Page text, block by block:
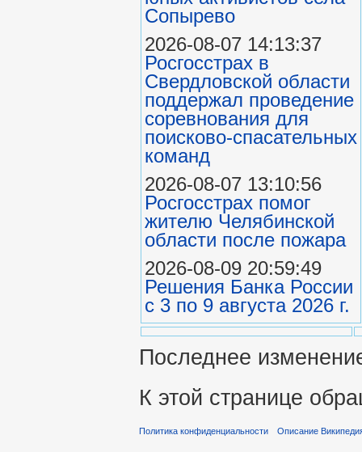
Сопырево
2026-08-07 14:13:37
Росгосстрах в
Свердловской области
поддержал проведение
соревнования для
поисково‑спасательных
команд
2026-08-07 13:10:56
Росгосстрах помог
жителю Челябинской
области после пожара
2026-08-09 20:59:49
Решения Банка России
с 3 по 9 августа 2026 г.
Последнее
К этой странице
Политика конфиденциальности Описание